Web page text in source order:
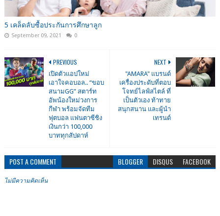
5 เคล็ดลับซื้อประกันการศึกษาลูก
September 09, 2021 0
NEXT
"AMARA" แบรนด์
เครื่องประดับที่ตอบ
โจทย์ไลฟ์สไตล์ ที่
เป็นตัวเอง ท้าทาย
สนุกสนาน และผู้นำ
เทรนด์
PREVIOUS
เปิดตัวแอปใหม่
เอาใจคอบอล.. “ขอบ
สนามGG” สตาร์ท
อัพน้องใหม่วงการ
กีฬา พร้อมจัดทีม
ฟุตบอล แฟนตาซีชิง
เงินกว่า 100,000
บาททุกสัปดาห์
POST A COMMENT BLOGGER DISQUS FACEBOOK
ไม่มีความคิดเห็น